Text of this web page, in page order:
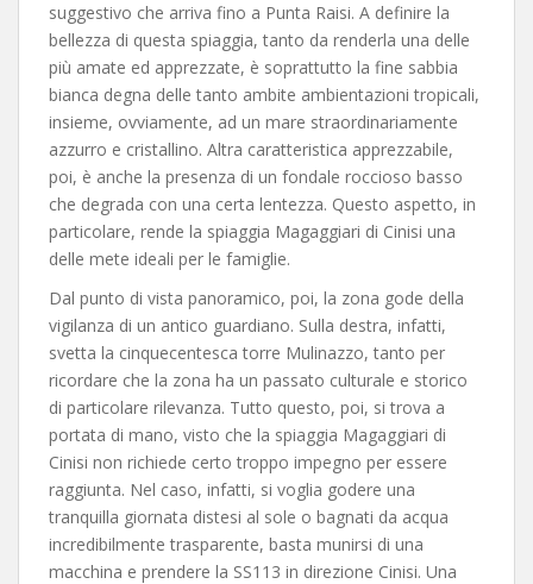
suggestivo che arriva fino a Punta Raisi. A definire la
bellezza di questa spiaggia, tanto da renderla una delle
più amate ed apprezzate, è soprattutto la fine sabbia
bianca degna delle tanto ambite ambientazioni tropicali,
insieme, ovviamente, ad un mare straordinariamente
azzurro e cristallino. Altra caratteristica apprezzabile,
poi, è anche la presenza di un fondale roccioso basso
che degrada con una certa lentezza. Questo aspetto, in
particolare, rende la spiaggia Magaggiari di Cinisi una
delle mete ideali per le famiglie.
Dal punto di vista panoramico, poi, la zona gode della
vigilanza di un antico guardiano. Sulla destra, infatti,
svetta la cinquecentesca torre Mulinazzo, tanto per
ricordare che la zona ha un passato culturale e storico
di particolare rilevanza. Tutto questo, poi, si trova a
portata di mano, visto che la spiaggia Magaggiari di
Cinisi non richiede certo troppo impegno per essere
raggiunta. Nel caso, infatti, si voglia godere una
tranquilla giornata distesi al sole o bagnati da acqua
incredibilmente trasparente, basta munirsi di una
macchina e prendere la SS113 in direzione Cinisi. Una